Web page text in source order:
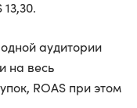
аудитории
на весь
ROAS при этом